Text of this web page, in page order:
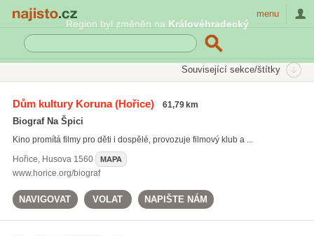
Region byl změněn na Královéhradecký
menu
Související sekce/štítky
Multiplexy (19)
Dům kultury Koruna(Hořice) 61,79 km
Biograf Na Špici
Kino promítá filmy pro děti i dospělé, provozuje filmový klub a ...
Hořice, Husova 1560 MAPA
www.horice.org/biograf
NAVIGOVAT VOLAT NAPIŠTE NÁM